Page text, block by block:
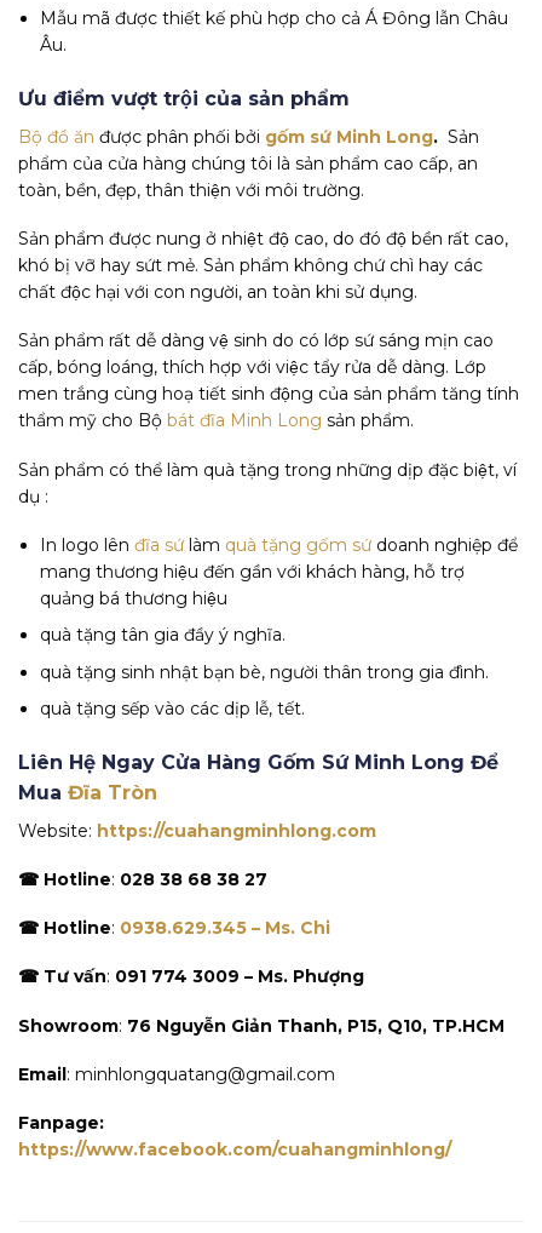
Mẫu mã được thiết kế phù hợp cho cả Á Đông lẫn Châu
Âu.
Ưu điểm vượt trội của sản phẩm
Bộ đồ ăn được phân phối bởi gốm sứ Minh Long. Sản
phẩm của cửa hàng chúng tôi là sản phẩm cao cấp, an
toàn, bền, đẹp, thân thiện với môi trường.
Sản phẩm được nung ở nhiệt độ cao, do đó độ bền rất cao,
khó bị vỡ hay sứt mẻ. Sản phẩm không chứ chì hay các
chất độc hại với con người, an toàn khi sử dụng.
Sản phẩm rất dễ dàng vệ sinh do có lớp sứ sáng mịn cao
cấp, bóng loáng, thích hợp với việc tẩy rửa dễ dàng. Lớp
men trắng cùng hoạ tiết sinh động của sản phẩm tăng tính
thẩm mỹ cho Bộ bát đĩa Minh Long sản phẩm.
Sản phẩm có thể làm quà tặng trong những dịp đặc biệt, ví
dụ :
In logo lênđĩa sứlàm quà tặng gốm sứdoanh nghiệp để
mang thương hiệu đến gần với khách hàng, hỗ trợ
quảng bá thương hiệu
quà tặng tân gia đầy ý nghĩa.
quà tặng sinh nhật bạn bè, người thân trong gia đình.
quà tặng sếp vào các dịp lễ, tết.
Liên Hệ Ngay Cửa Hàng Gốm Sứ Minh Long Để
Mua Đĩa Tròn
Website: https://cuahangminhlong.com
☎ Hotline: 028 38 68 38 27
☎ Hotline: 0938.629.345 – Ms. Chi
☎ Tư vấn: 091 774 3009 – Ms. Phượng
Showroom: 76 Nguyễn Giản Thanh, P15, Q10, TP.HCM
Email: minhlongquatang@gmail.com
Fanpage:
https://www.facebook.com/cuahangminhlong/